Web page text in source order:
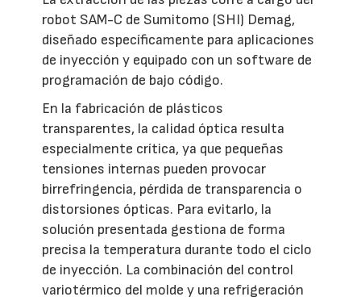
robot SAM-C de Sumitomo (SHI) Demag,
diseñado específicamente para aplicaciones
de inyección y equipado con un software de
programación de bajo código.
En la fabricación de plásticos
transparentes, la calidad óptica resulta
especialmente crítica, ya que pequeñas
tensiones internas pueden provocar
birrefringencia, pérdida de transparencia o
distorsiones ópticas. Para evitarlo, la
solución presentada gestiona de forma
precisa la temperatura durante todo el ciclo
de inyección. La combinación del control
variotérmico del molde y una refrigeración